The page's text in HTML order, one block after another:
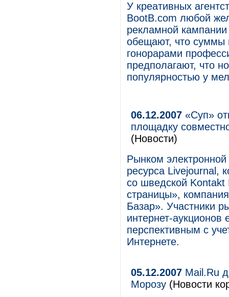
У креативных
BootB.com любой
рекламной
обещают, что суммы
гонорарами
предполагают, что
популярностью у
06.12.2007 «Суп»
площадку
(Новости)
Рынком
ресурса Livejournal,
со шведской
страницы»,
Базар». Участники
интернет-аукционов
перспективным с
Интернете.
05.12.2007 Mail.Ru
Морозу (Новости